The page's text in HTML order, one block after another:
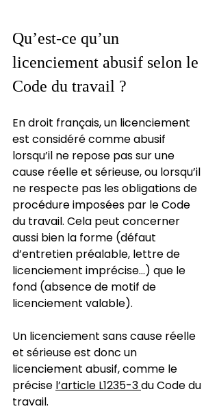
Qu’est-ce qu’un
licenciement abusif selon le
Code du travail ?
En droit français, un licenciement
est considéré comme abusif
lorsqu’il ne repose pas sur une
cause réelle et sérieuse, ou lorsqu’il
ne respecte pas les obligations de
procédure imposées par le Code
du travail. Cela peut concerner
aussi bien la forme (défaut
d’entretien préalable, lettre de
licenciement imprécise…) que le
fond (absence de motif de
licenciement valable).
Un licenciement sans cause réelle
et sérieuse est donc un
licenciement abusif, comme le
précise l’article L1235-3 du Code du
travail.